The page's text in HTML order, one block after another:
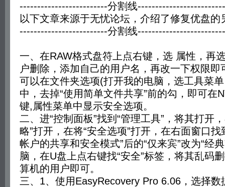
-------------------------分割线
以下文章来源于无忧论坛，介绍了修复优盘的
-------------------------分割线
一、在RAW格式盘符上点右键，选 属性，再
户删除，添加自己的用户名，再改一下权限即
可以在文件夹选项(打开我的电脑，选工具菜
中，去掉“使用简单文件共享”前的勾，即可在
键,属性菜单中显示安全选项。
二、进“控制面板”找到“管理工具”，将其打开
略”打开，在将“安全选项”打开，在右面窗口找
帐户的共享和安全模式”后的“仅来宾”改为“经
脑，在U盘上点右键找“安全”标签，将其乱码
算机的用户即可。
三、1、使用EasyRecovery Pro 6.06，选择数